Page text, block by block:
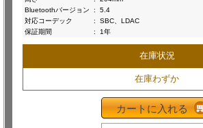
Bluetoothバージョン
:
5.4
対応コーデック
:
SBC、LDAC
保証期間
: 1年
在庫状況
在庫わずか
カートに入れる